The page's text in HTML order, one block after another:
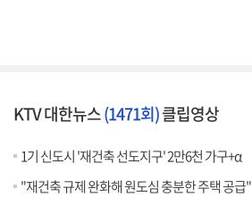
KTV 대한뉴스(1471회)클립영상
1기 신도시 '재건축 선도지구' 2만6천 가구+α
"재건축 규제 완화해 원도심 충분한 주택 공급"